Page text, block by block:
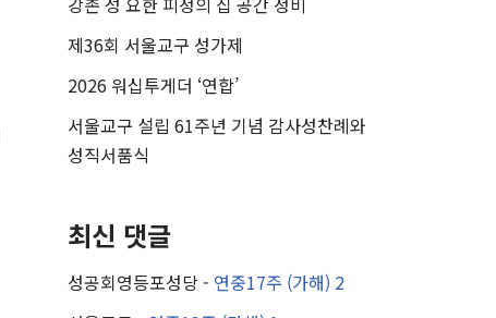
제36회 서울교구 성가제
2026 워십투게더 ‘연합’
서울교구 설립 61주년 기념 감사성찬례와
성직서품식
최신 댓글
성공회영등포성당- 연중17주 (가해) 2